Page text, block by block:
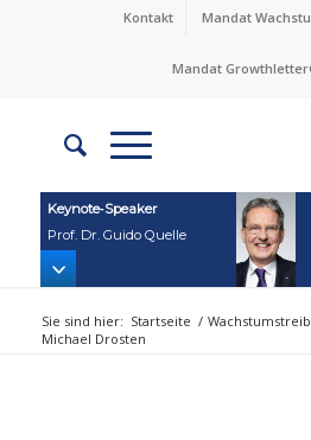
Kontakt Mandat
Mandat
Keynote‑Speaker
Prof. Dr. Guido Quelle
Sie sind hier: Startseite /
Michael Drosten